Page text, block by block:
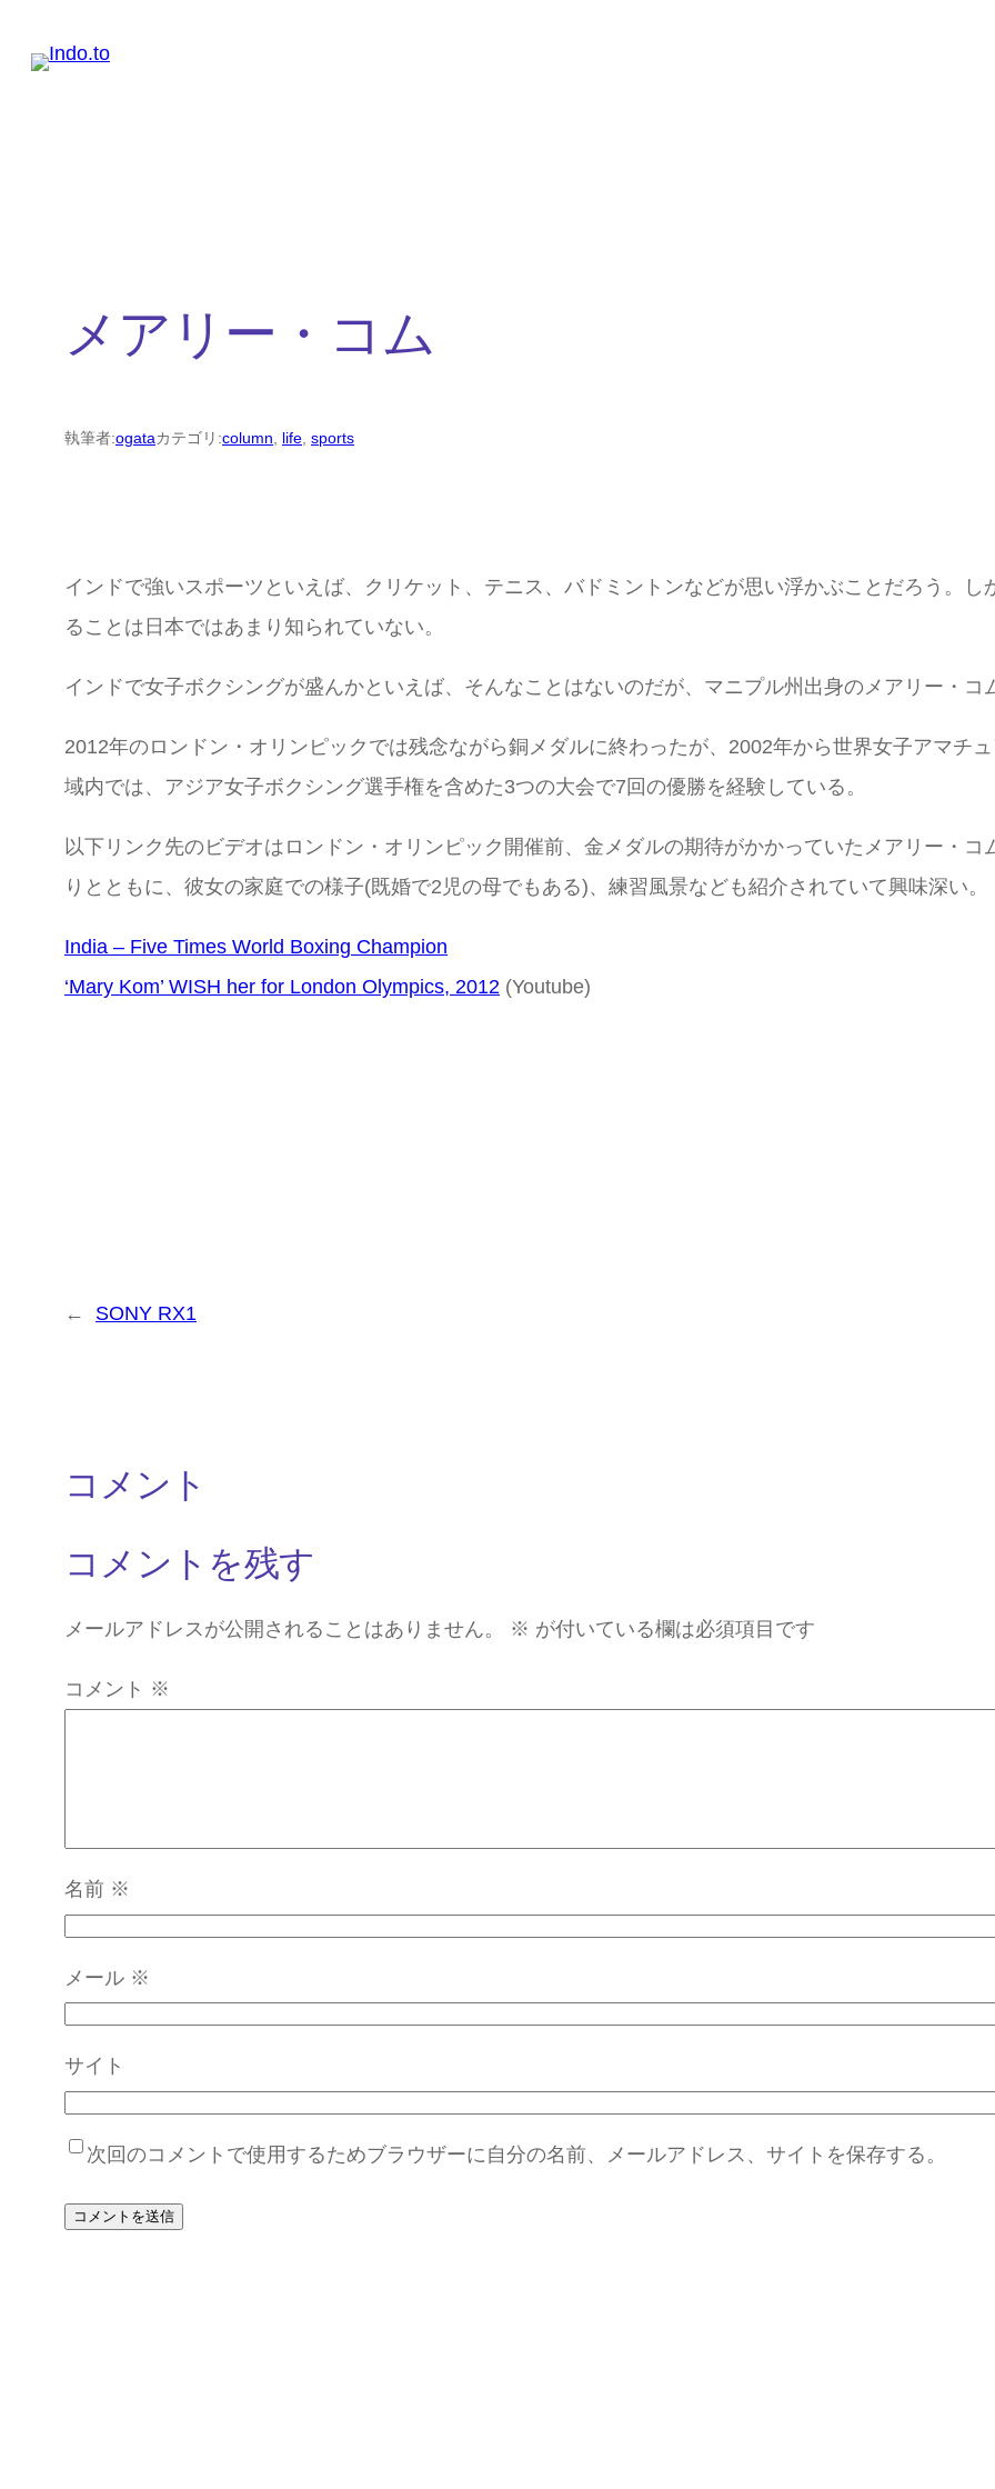
メアリー・コム
執筆者:ogataカテゴリ:column, life, sports
インドで強いスポーツといえば、クリケット、テニス、バドミントンなどが思い浮かぶことだろう。
ることは日本ではあまり知られていない。
インドで女子ボクシングが盛んかといえば、そんなことはないのだが、マニプル州出身のメアリー・コ
2012年のロンドン・オリンピックでは残念ながら銅メダルに終わったが、2002年から世界女子アマチ
域内では、アジア女子ボクシング選手権を含めた3つの大会で7回の優勝を経験している。
以下リンク先のビデオはロンドン・オリンピック開催前、金メダルの期待がかかっていたメアリー・
りとともに、彼女の家庭での様子(既婚で2児の母でもある)、練習風景なども紹介されていて興味深い。
India – Five Times World Boxing Champion
‘Mary Kom’ WISH her for London Olympics, 2012 (Youtube)
← SONY RX1
コメント
コメントを残す
メールアドレスが公開されることはありません。 ※ が付いている欄は必須項目です
コメント ※
名前 ※
メール ※
サイト
次回のコメントで使用するためブラウザーに自分の名前、メールアドレス、サイトを保存する。